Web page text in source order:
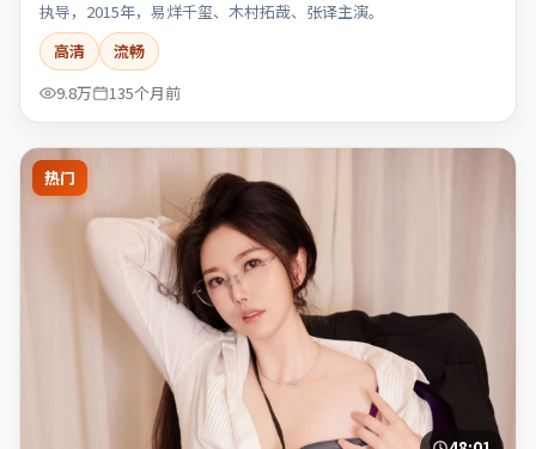
执导，2015年，易烊千玺、木村拓哉、张译主演。
高清
流畅
9.8万
135个月前
热门